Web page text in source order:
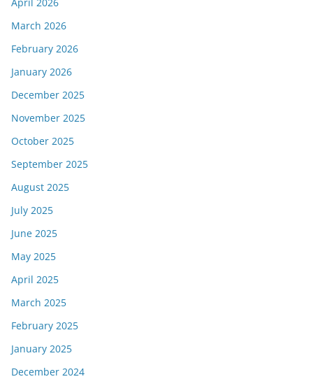
March 2026
February 2026
January 2026
December 2025
November 2025
October 2025
September 2025
August 2025
July 2025
June 2025
May 2025
April 2025
March 2025
February 2025
January 2025
December 2024